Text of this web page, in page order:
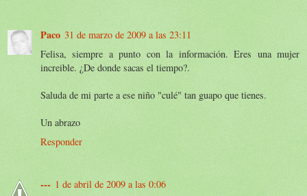
Paco 31 de marzo de 2009 a las 23:11
Felisa, siempre a punto con la información. Eres una mujer
increible. ¿De donde sacas el tiempo?.
Saluda de mi parte a ese niño "culé" tan guapo que tienes.
Un abrazo
Responder
--- 1 de abril de 2009 a las 0:06